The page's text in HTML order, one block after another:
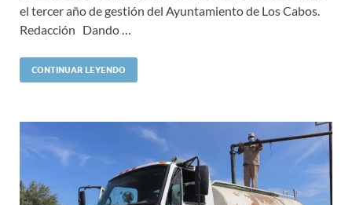
el tercer año de gestión del Ayuntamiento de Los Cabos.
Redacción Dando …
CONTINUAR LEYENDO